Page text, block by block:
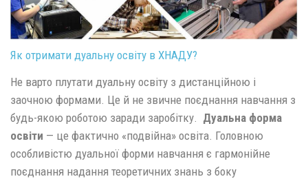
Як отримати дуальну освіту в ХНАДУ?
Не варто плутати дуальну освіту з дистанційною і
заочною формами. Це й не звичне поєднання навчання з
будь-якою роботою заради заробітку. Дуальна форма
освіти — це фактично «подвійна» освіта. Головною
особливістю дуальної форми навчання є гармонійне
поєднання надання теоретичних знань з боку